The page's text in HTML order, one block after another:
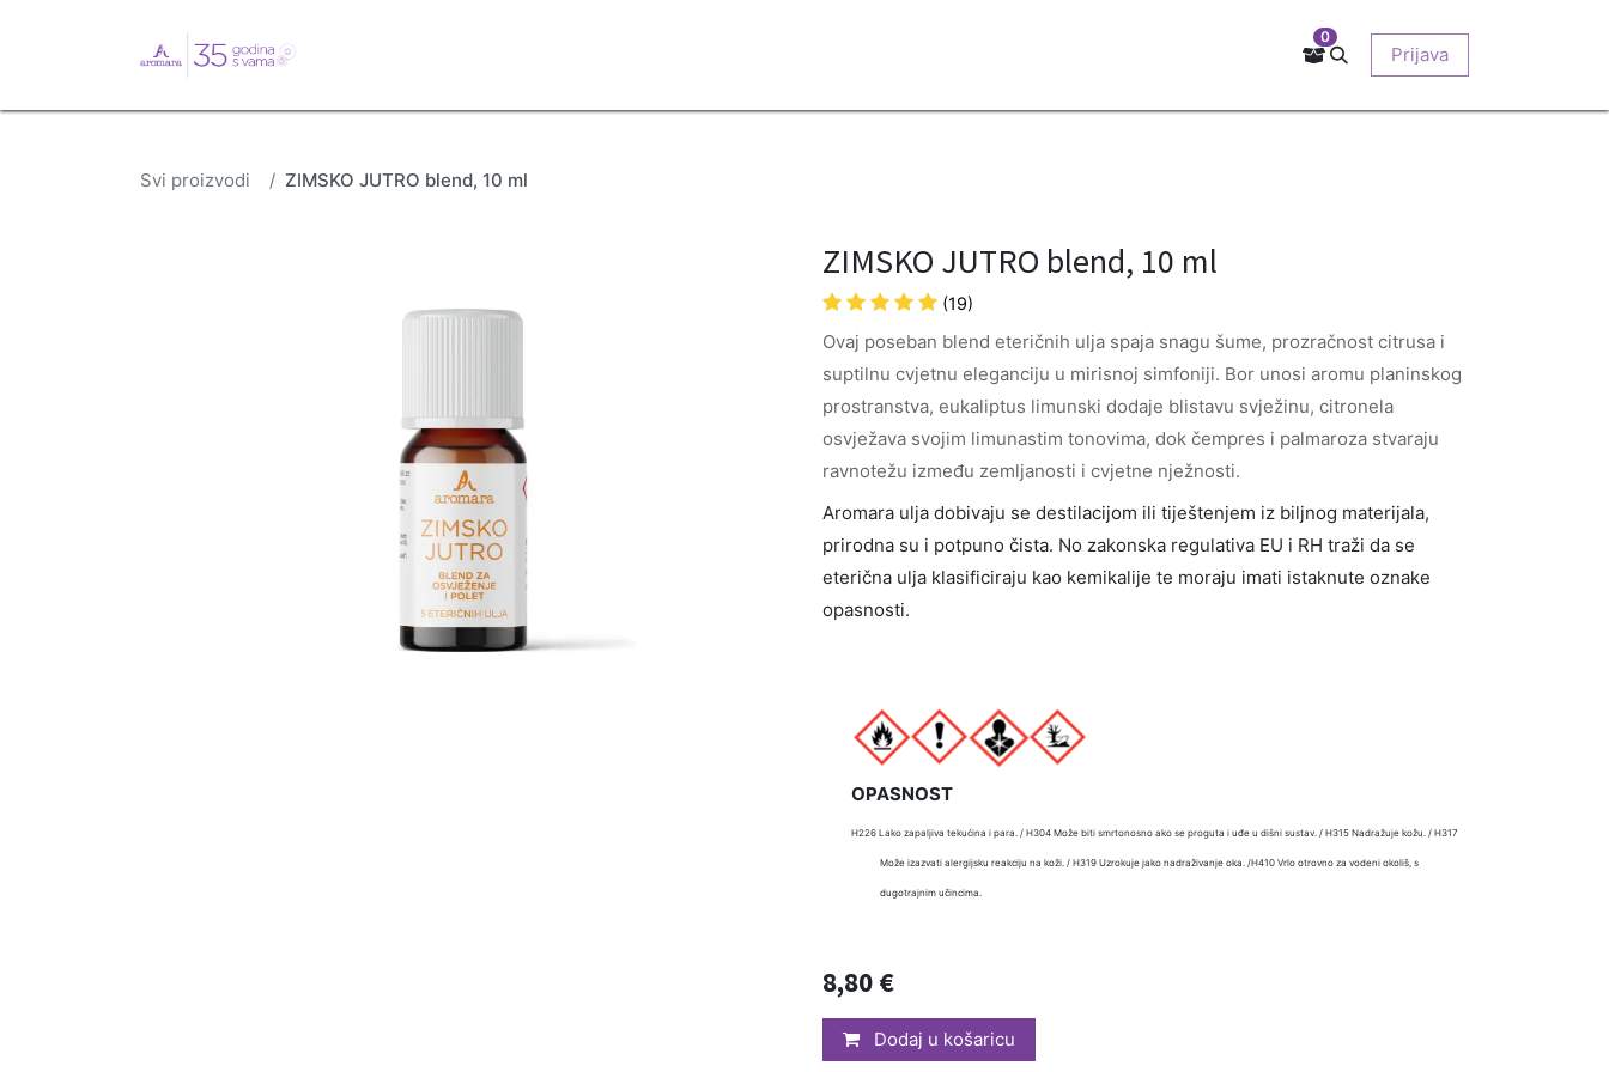
Prodajna mjesta EU-projekti
0
Prijava
Svi proizvodi ZIMSKO JUTRO blend, 10 ml
ZIMSKO JUTRO blend, 10 ml
(19)
Ovaj poseban blend eteričnih ulja spaja snagu šume, prozračnost citrusa i
suptilnu cvjetnu eleganciju u mirisnoj simfoniji. Bor unosi aromu planinskog
prostranstva, eukaliptus limunski dodaje blistavu svježinu, citronela
osvježava svojim limunastim tonovima, dok čempres i palmaroza stvaraju
ravnotežu između zemljanosti i cvjetne nježnosti.
Aromara ulja dobivaju se destilacijom ili tiještenjem iz biljnog materijala,
prirodna su i potpuno čista. No zakonska regulativa EU i RH traži da se
eterična ulja klasificiraju kao kemikalije te moraju imati istaknute oznake
opasnosti.
OPASNOST
H226 Lako zapaljiva tekućina i para. / H304 Može biti smrtonosno ako se proguta i uđe u dišni sustav. / H315 Nadražuje kožu. / H317
Može izazvati alergijsku reakciju na koži. / H319 Uzrokuje jako nadraživanje oka. /H410 Vrlo otrovno za vodeni okoliš, s
dugotrajnim učincima.
8,80 €
Dodaj u košaricu